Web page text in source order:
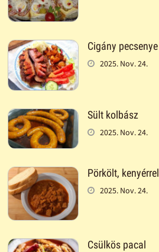
Cigány pecsenye
2025. Nov. 24.
Sült kolbász
2025. Nov. 24.
Pörkölt, kenyérrel
2025. Nov. 24.
Csülkös pacal